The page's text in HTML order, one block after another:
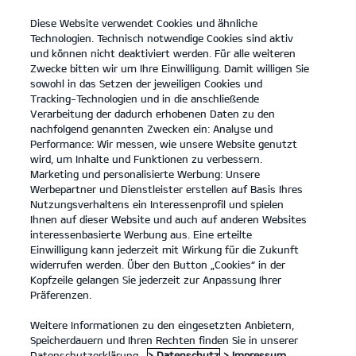
open
menu
KONTAKT
... ANGEBOTE
KIA SERVICEANGEBOTE
Angebote
Unsere Service Angebote.
Wir haben eine Reihe von Service Angeboten für Kia Besitzer,
Diese Website verwendet Cookies und ähnliche
Technologien. Technisch notwendige Cookies sind aktiv
und können nicht deaktiviert werden. Für alle weiteren
Zwecke bitten wir um Ihre Einwilligung. Damit willigen Sie
sowohl in das Setzen der jeweiligen Cookies und
Tracking-Technologien und in die anschließende
Verarbeitung der dadurch erhobenen Daten zu den
nachfolgend genannten Zwecken ein: Analyse und
Performance: Wir messen, wie unsere Website genutzt
wird, um Inhalte und Funktionen zu verbessern.
Marketing und personalisierte Werbung: Unsere
Werbepartner und Dienstleister erstellen auf Basis Ihres
Nutzungsverhaltens ein Interessenprofil und spielen
Ihnen auf dieser Website und auch auf anderen Websites
interessenbasierte Werbung aus. Eine erteilte
Einwilligung kann jederzeit mit Wirkung für die Zukunft
widerrufen werden. Über den Button „Cookies“ in der
Kopfzeile gelangen Sie jederzeit zur Anpassung Ihrer
Präferenzen.
Weitere Informationen zu den eingesetzten Anbietern,
Speicherdauern und Ihren Rechten finden Sie in unserer